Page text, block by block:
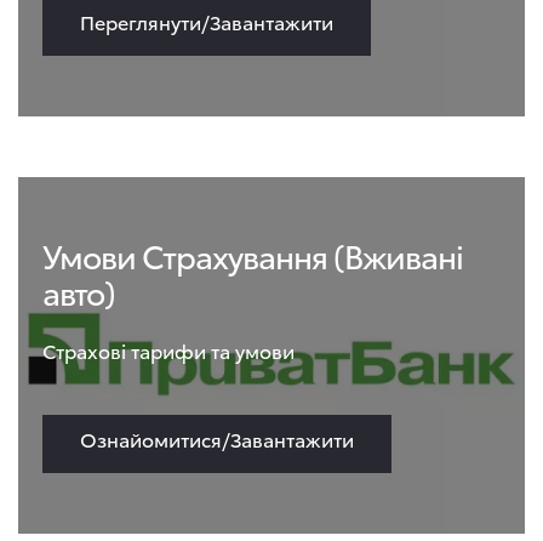
Переглянути/Завантажити
Умови Страхування (Вживані
авто)
Страхові тарифи та умови
Ознайомитися/Завантажити